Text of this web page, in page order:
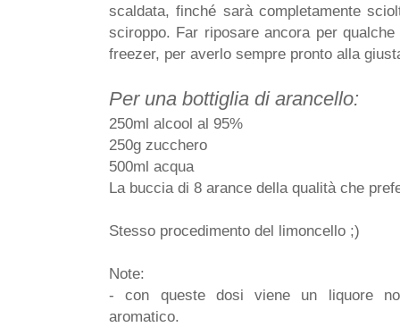
scaldata, finché sarà completamente
sciroppo. Far riposare ancora per
freezer, per averlo sempre pronto alla
Per una bottiglia di arancello:
250ml alcool al 95%
250g zucchero
500ml acqua
La buccia di 8 arance della qualità che
Stesso procedimento del limoncello ;)
Note:
- con queste dosi viene un liquore
aromatico.